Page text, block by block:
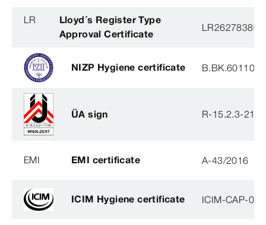
LR
Lloyd´s Register Type
Approval Certificate
NIZP Hygiene certificate
ÜA sign R-15.2.3-21-
EMI EMI certificate A-43/2016
ICIM Hygiene certificate ICIM-CAP-